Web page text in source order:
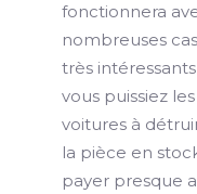
fonctionnera
nombreuses
très
vous puissiez
voitures à
la pièce en
payer presque